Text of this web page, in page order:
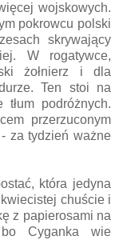
wojskowych.
pokrowcu polski
skrywający
W rogatywce,
żołnierz i dla
Ten stoi na
podróżnych.
przerzuconym
za tydzień ważne
która jedyna
chuście i
z papierosami na
Cyganka wie